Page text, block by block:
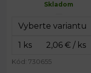
Skladom
Kód: 730655